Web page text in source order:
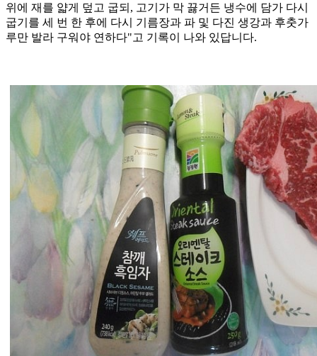
위에 재를 얇게 덮고 굽되, 고기가 막 끓거든 냉수에 담가 다시
굽기를 세 번 한 후에 다시 기름장과 파 및 다진 생강과 후춧가
루만 발라 구워야 연하다"고 기록이 나와 있답니다.